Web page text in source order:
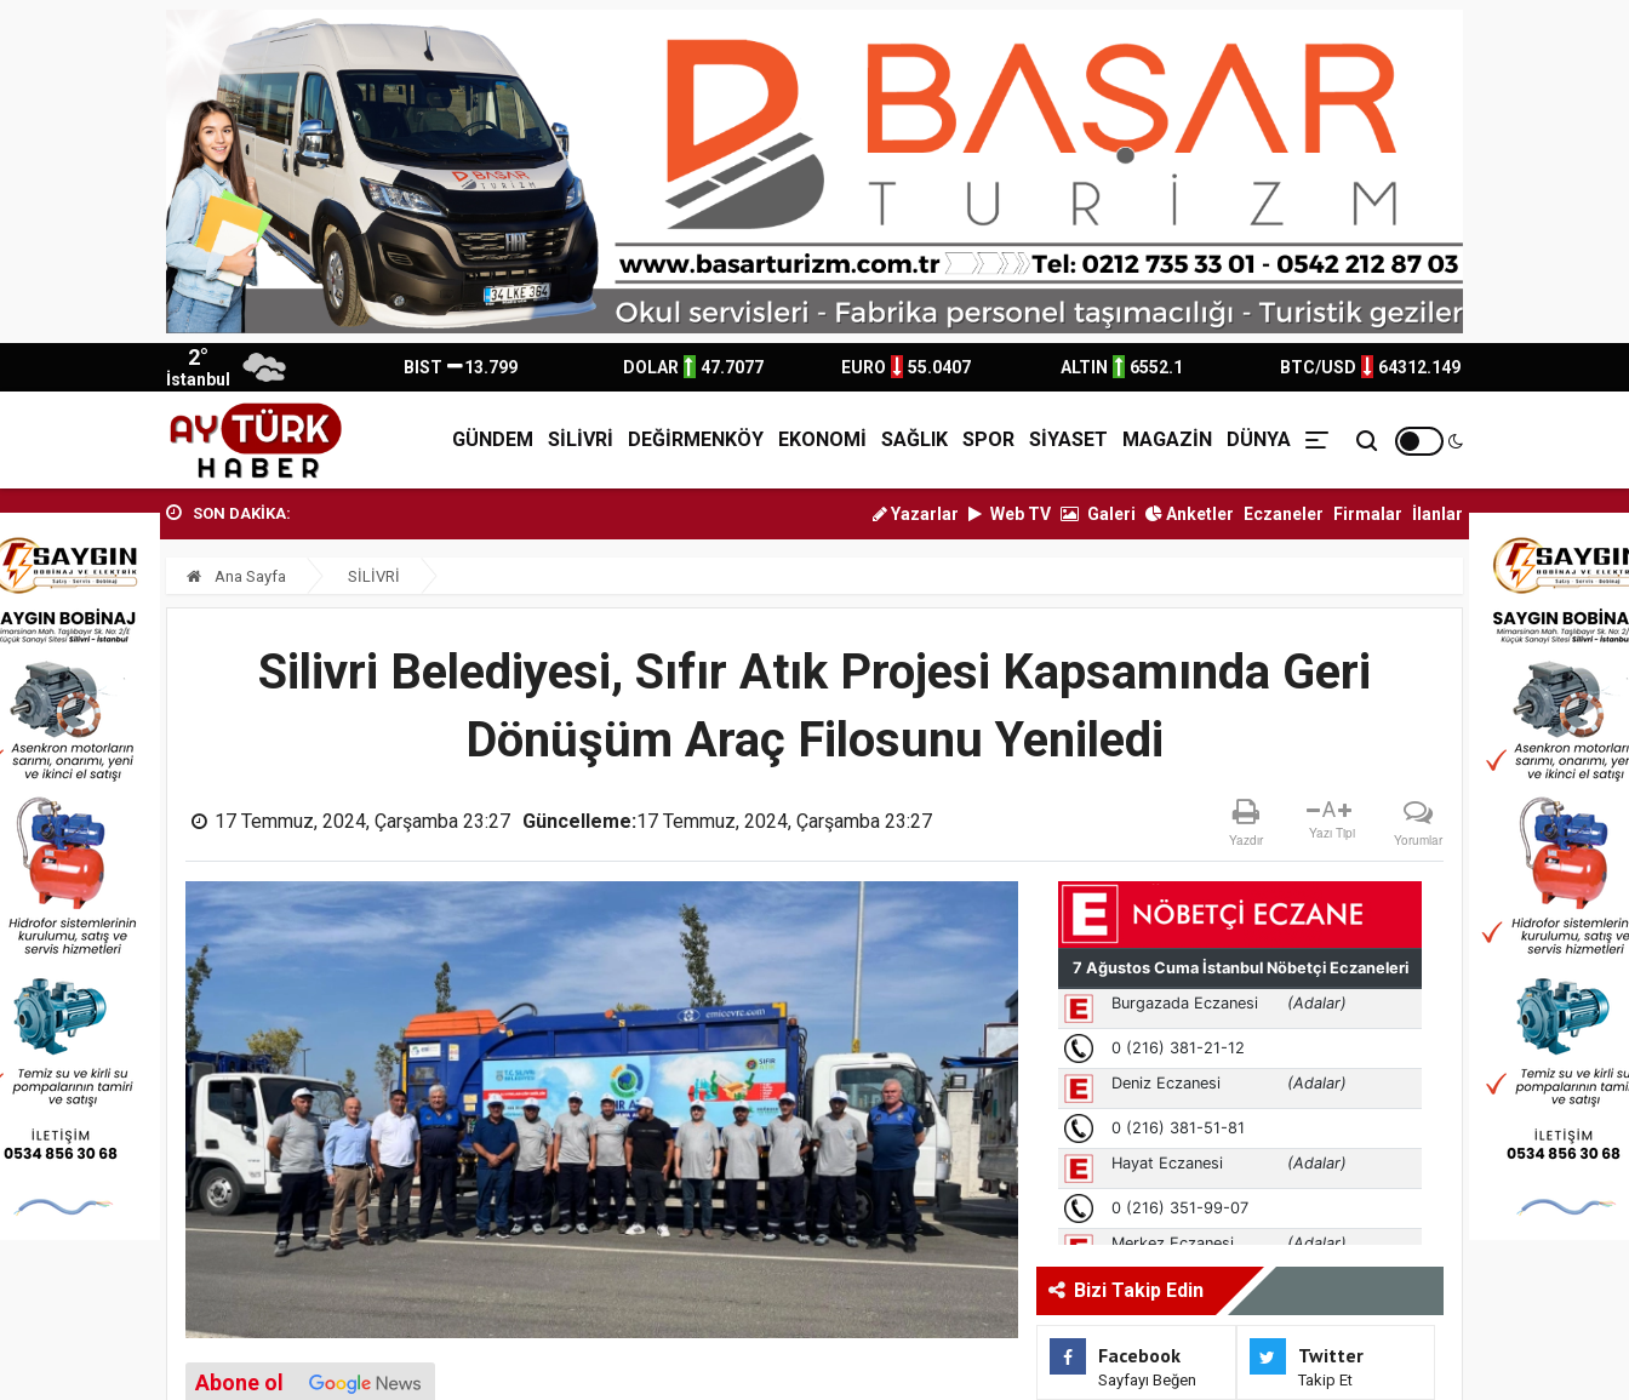
2°
İstanbul
BIST 13.799 DOLAR 47.7077 EURO 55.0407 ALTIN 6552.1 BTC/USD 64312.149
GÜNDEM SİLİVRİ DEĞİRMENKÖY EKONOMİ SAĞLIK SPOR SİYASET MAGAZİN DÜNYA
SON DAKİKA: Yazarlar Web TV Galeri Anketler Eczaneler Firmalar İlanlar
Ana Sayfa SİLİVRİ
Silivri Belediyesi, Sıfır Atık Projesi Kapsamında Geri
Dönüşüm Araç Filosunu Yeniledi
17 Temmuz, 2024, Çarşamba 23:27 Güncelleme:17 Temmuz, 2024, Çarşamba 23:27
Yazdır
A
Yazı Tipi Yorumlar
Abone ol
Bizi Takip Edin
Facebook
Sayfayı Beğen
Twitter
Takip Et